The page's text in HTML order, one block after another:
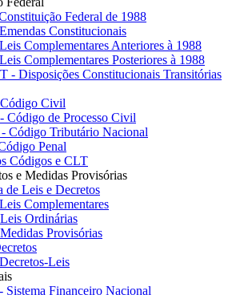
Federal de 1988
Constitucionais
Complementares Anteriores à 1988
Complementares Posteriores à 1988
- Disposições Constitucionais Transitórias
Civil
Código de Processo Civil
Código Tributário Nacional
Penal
Códigos e CLT
e Medidas Provisórias
de Leis e Decretos
Complementares
Ordinárias
Provisórias
Leis
Sistema Financeiro Nacional